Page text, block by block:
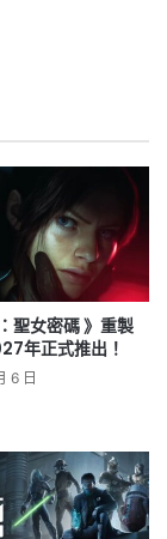
聖女密碼 》重製
年正式推出！
6 日